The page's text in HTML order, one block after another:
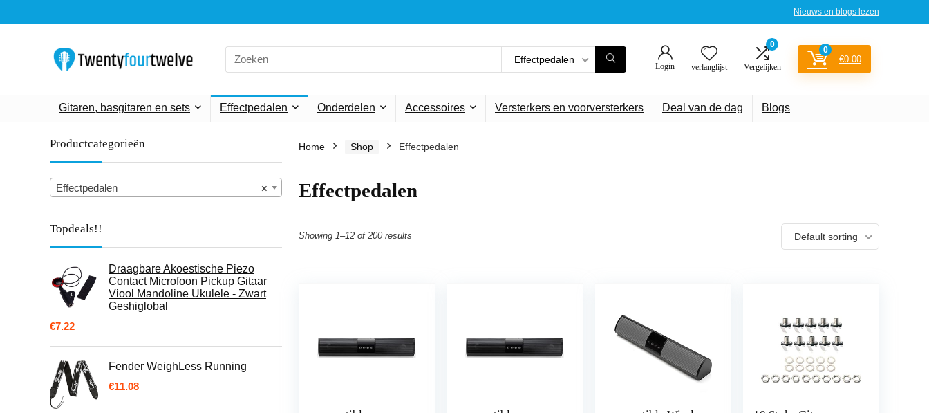
Nieuws en blogs lezen
Search
for:
Effectpedalen
Login verlanglijst
0
Vergelijken
0
€0.00
Gitaren, basgitaren en sets Effectpedalen Onderdelen Accessoires Versterkers en voorversterkers Deal van de dag Blogs
Productcategorieën
×
Effectpedalen
Topdeals!!
Draagbare Akoestische Piezo
Contact Microfoon Pickup Gitaar
Viool Mandoline Ukulele - Zwart
Geshiglobal
€7.22
Fender WeighLess Running
€11.08
Home Shop Effectpedalen
Effectpedalen
Showing 1–12 of 200 results Default sorting